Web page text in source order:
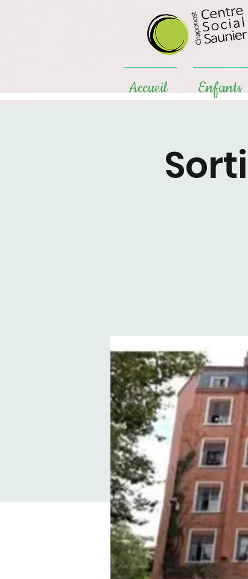
Accueil Enfants